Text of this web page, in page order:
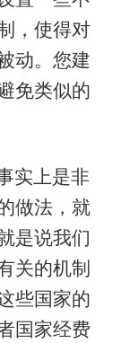
，使得对
动。您建
免类似的
实上是非
做法，就
是说我们
关的机制
些国家的
国家经费